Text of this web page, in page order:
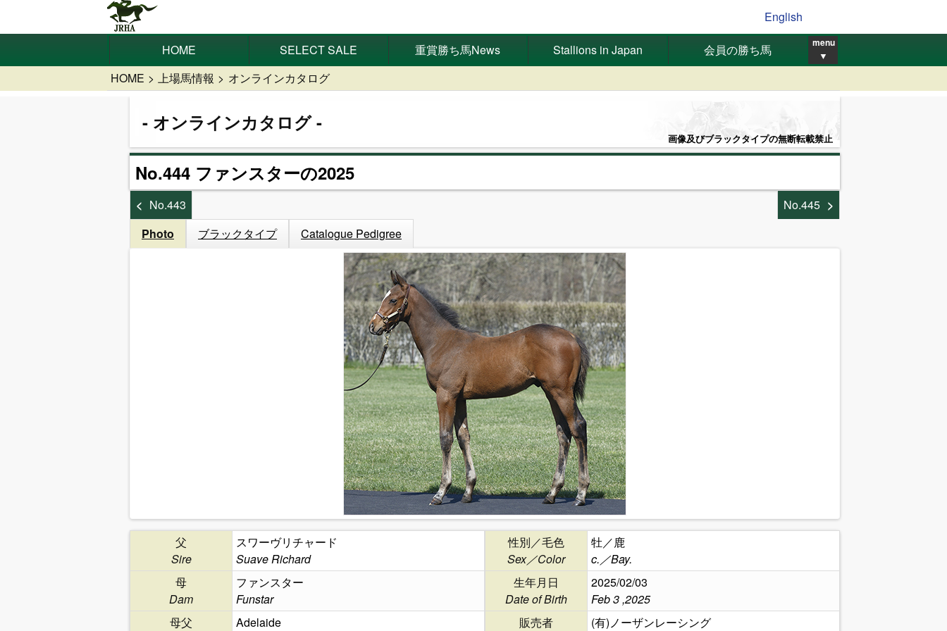
English
HOME SELECT SALE 重賞勝ち馬News Stallions in Japan 会員の勝ち馬 menu
▼
HOME 上場馬情報 オンラインカタログ
オンラインカタログ
画像及びブラックタイプの無断転載禁止
No.444 ファンスターの2025
No.443
No.445
Photo
ブラックタイプ Catalogue Pedigree
父
Sire
スワーヴリチャード
Suave Richard
母
Dam
ファンスター
Funstar
母父
Adelaide
性別／毛色
Sex／Color
牡／鹿
c.／Bay.
生年月日
Date of Birth
2025/02/03
Feb 3 ,2025
販売者
(有)ノーザンレーシング